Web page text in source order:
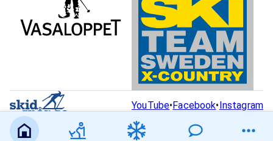
YouTube•Facebook•Instagram